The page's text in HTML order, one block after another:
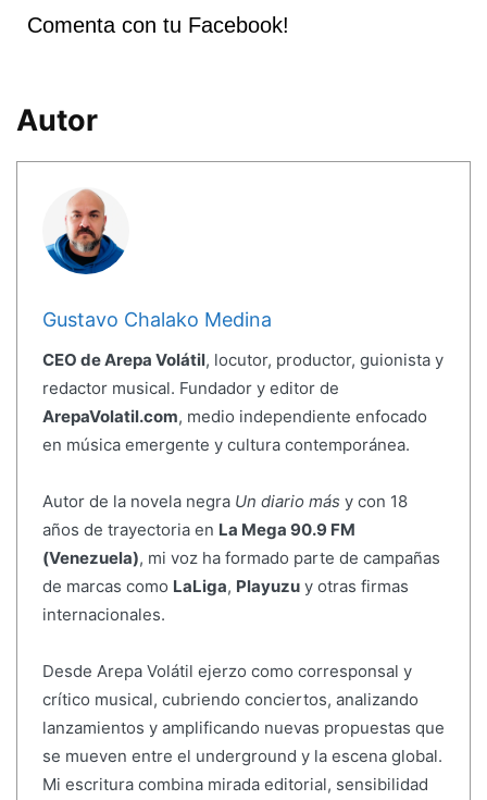
Comenta con tu Facebook!
Autor
Gustavo Chalako Medina
CEO de Arepa Volátil, locutor, productor, guionista y
redactor musical. Fundador y editor de
ArepaVolatil.com, medio independiente enfocado
en música emergente y cultura contemporánea.
Autor de la novela negra Un diario más y con 18
años de trayectoria en La Mega 90.9 FM
(Venezuela), mi voz ha formado parte de campañas
de marcas como LaLiga, Playuzuy otras firmas
internacionales.
Desde Arepa Volátil ejerzo como corresponsal y
crítico musical, cubriendo conciertos, analizando
lanzamientos y amplificando nuevas propuestas que
se mueven entre el underground y la escena global.
Mi escritura combina mirada editorial, sensibilidad